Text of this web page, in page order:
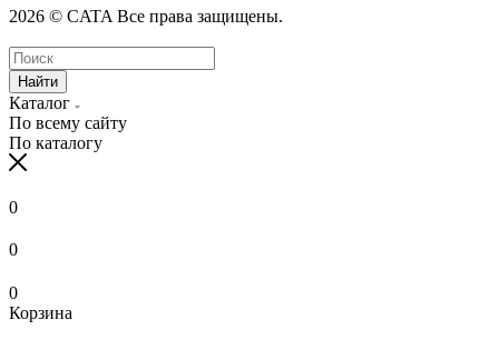
2026 © CATA Все права защищены.
Найти
Каталог
По всему сайту
По каталогу
0
0
0
Корзина